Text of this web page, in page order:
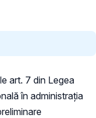
art. 7 din Legea
în administraţia